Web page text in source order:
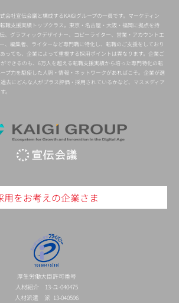
会社宣伝会議と構成するKAIGIグループの一員です。マーケティン
職支援実績トップクラス。東京・名古屋・大阪・福岡に拠点を持
、グラフィックデザイナー、コピーライター、営業・アカウントエ
、編集者、ライターなど専門職に特化し、転職のご支援をしており
っても、企業によって重視する採用ポイントは異なります。企業ご
できるのも、6万人を超える転職支援実績から培った専門特化の転
プ力を駆使した人脈・情報・ネットワークがあればこそ。企業が選
去にどんな人がプラス評価・採用されているかなど、マスメディア
。
用をお考えの企業さま
厚生労働大臣許可番号
人材紹介 13-ユ-040475
人材派遣 派 13-040596